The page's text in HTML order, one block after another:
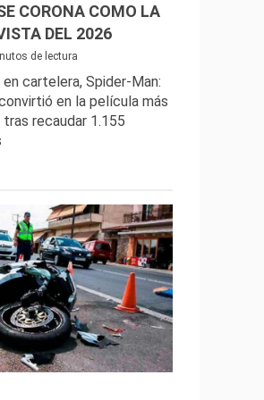
CORONA COMO LA
DEL 2026
de lectura
cartelera, Spider-Man:
en la película más
recaudar 1.155